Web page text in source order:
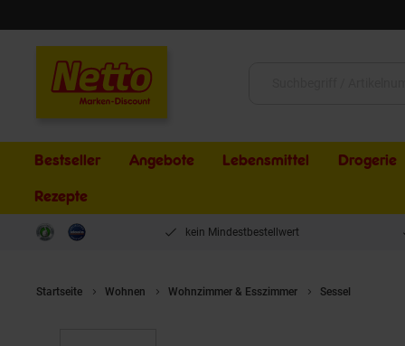
Bestseller Angebote Lebensmittel Drogerie
Rezepte
kein Mindestbestellwert
Startseite Wohnen Wohnzimmer & Esszimmer Sessel